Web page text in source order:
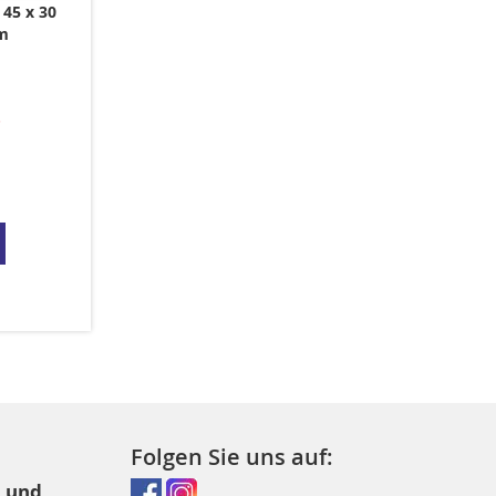
45 x 30
Folgen Sie uns auf: